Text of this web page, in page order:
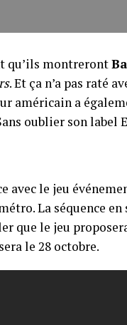
qu’ils montreront
. Et ça n’a pas raté
américain a
oublier son label
avec le jeu
La séquence
que le jeu
le 28 octobre.